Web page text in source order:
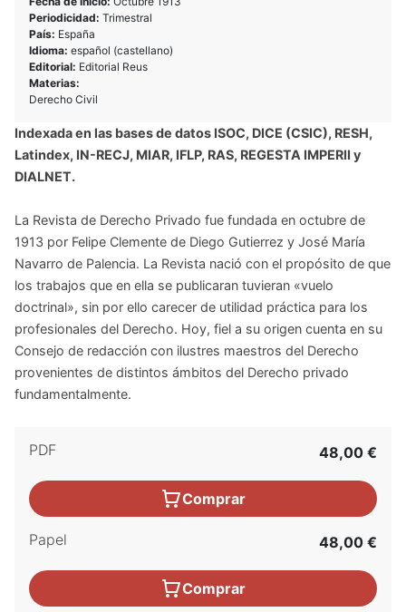
Periodicidad: Trimestral
País: España
Idioma: español (castellano)
Editorial: Editorial Reus
Materias:
Derecho Civil
Indexada en las bases de datos ISOC, DICE (CSIC), RESH,
Latindex, IN-RECJ, MIAR, IFLP, RAS, REGESTA IMPERII y
DIALNET.
La Revista de Derecho Privado fue fundada en octubre de
1913 por Felipe Clemente de Diego Gutierrez y José María
Navarro de Palencia. La Revista nació con el propósito de que
los trabajos que en ella se publicaran tuvieran «vuelo
doctrinal», sin por ello carecer de utilidad práctica para los
profesionales del Derecho. Hoy, fiel a su origen cuenta en su
Consejo de redacción con ilustres maestros del Derecho
provenientes de distintos ámbitos del Derecho privado
fundamentalmente.
PDF 48,00 €
Comprar
Papel 48,00 €
Comprar